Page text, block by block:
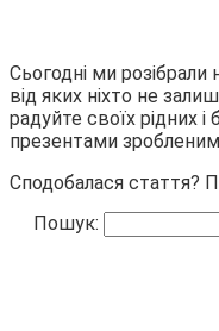
Сьогодні ми розібрали
від яких ніхто не
радуйте своїх рідних
презентами
Сподобалася стаття?
Пошук: